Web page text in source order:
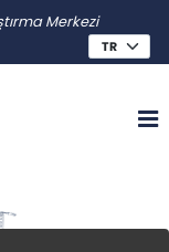
Merkezi